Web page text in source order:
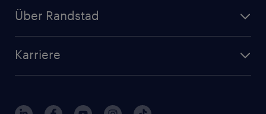
Initiativbewerbung
Randstad Akademie
Branchen
Über Randstad
Interne Karriere
Karriere
Berufsprofile